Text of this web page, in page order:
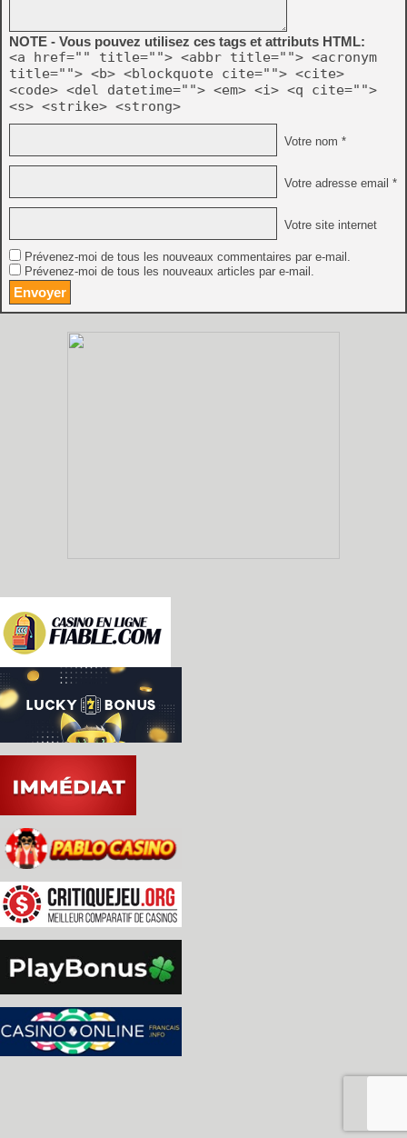
NOTE - Vous pouvez utilisez ces tags et attributs HTML:
<a href="" title=""> <abbr title=""> <acronym
title=""> <b> <blockquote cite=""> <cite>
<code> <del datetime=""> <em> <i> <q cite="">
<s> <strike> <strong>
Votre nom *
Votre adresse email *
Votre site internet
Prévenez-moi de tous les nouveaux commentaires par e-mail.
Prévenez-moi de tous les nouveaux articles par e-mail.